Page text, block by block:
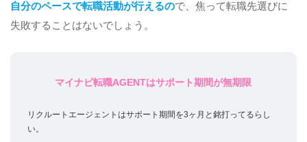
自分のペースで転職活動が行えるので、焦って転職先選びに
失敗することはないでしょう。
マイナビ転職AGENTはサポート期間が無期限
リクルートエージェントはサポート期間を3ヶ月と銘打ってるらし
い。